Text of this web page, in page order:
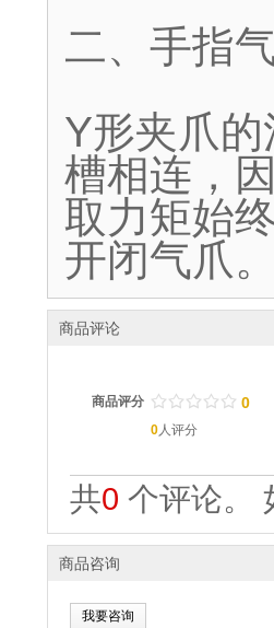
二、手指
Y形夹爪
槽相连，
取力矩始
开闭气爪
商品评论
商品评分 / / / / /
. . . . . 0
0人评分
共0 个评论。
商品咨询
我要咨询